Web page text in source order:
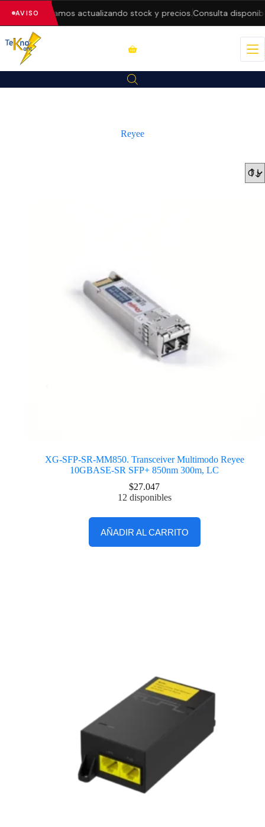
AVISO
— estamos actualizando stock y precios.Consulta disponibilidad
Reyee
XG-SFP-SR-MM850. Transceiver Multimodo Reyee
10GBASE-SR SFP+ 850nm 300m, LC
$27.047
12 disponibles
AÑADIR AL CARRITO